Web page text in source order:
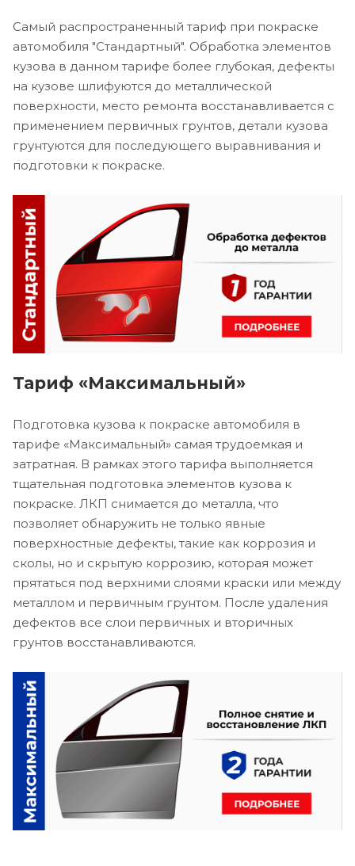
Самый распространенный тариф при покраске
автомобиля "Стандартный". Обработка элементов
кузова в данном тарифе более глубокая, дефекты
на кузове шлифуются до металлической
поверхности, место ремонта восстанавливается с
применением первичных грунтов, детали кузова
грунтуются для последующего выравнивания и
подготовки к покраске.
Тариф «Максимальный»
Подготовка кузова к покраске автомобиля в
тарифе «Максимальный» самая трудоемкая и
затратная. В рамках этого тарифа выполняется
тщательная подготовка элементов кузова к
покраске. ЛКП снимается до металла, что
позволяет обнаружить не только явные
поверхностные дефекты, такие как коррозия и
сколы, но и скрытую коррозию, которая может
прятаться под верхними слоями краски или между
металлом и первичным грунтом. После удаления
дефектов все слои первичных и вторичных
грунтов восстанавливаются.